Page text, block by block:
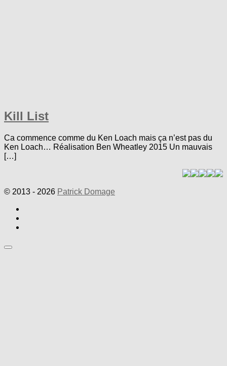
Kill List
Ca commence comme du Ken Loach mais ça n’est pas du
Ken Loach… Réalisation Ben Wheatley 2015 Un mauvais
[…]
© 2013 - 2026 Patrick Domage